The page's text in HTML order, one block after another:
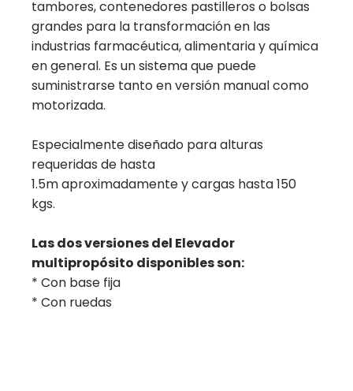
tambores, contenedores pastilleros o bolsas
grandes para la transformación en las
industrias farmacéutica, alimentaria y química
en general. Es un sistema que puede
suministrarse tanto en versión manual como
motorizada.
Especialmente diseñado para alturas
requeridas de hasta
1.5m aproximadamente y cargas hasta 150
kgs.
Las dos versiones del Elevador
multipropósito disponibles son:
* Con base fija
* Con ruedas